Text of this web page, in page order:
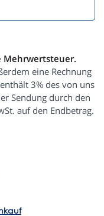
Mehrwertsteuer.
eine Rechnung
3% des von uns
Sendung durch den
auf den Endbetrag.